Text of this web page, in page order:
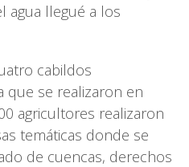
agua llegué a los
cabildos
que se realizaron en
agricultores realizaron
temáticas donde se
de cuencas, derechos